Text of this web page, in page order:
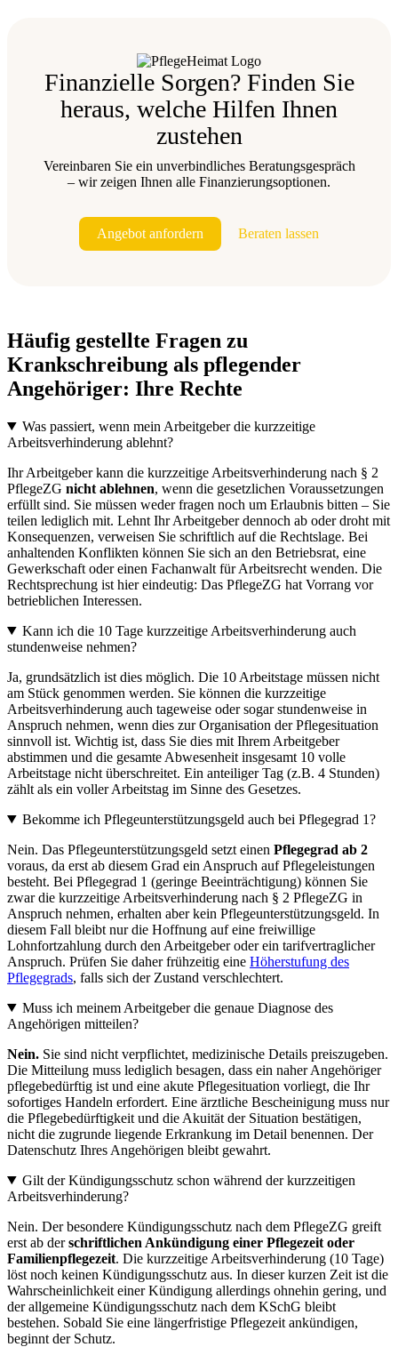
Finanzielle Sorgen? Finden Sie
heraus, welche Hilfen Ihnen
zustehen
Vereinbaren Sie ein unverbindliches Beratungsgespräch
– wir zeigen Ihnen alle Finanzierungsoptionen.
Angebot anfordern Beraten lassen
Häufig gestellte Fragen zu
Krankschreibung als pflegender
Angehöriger: Ihre Rechte
Was passiert, wenn mein Arbeitgeber die kurzzeitige
Arbeitsverhinderung ablehnt?
Ihr Arbeitgeber kann die kurzzeitige Arbeitsverhinderung nach § 2
PflegeZG nicht ablehnen, wenn die gesetzlichen Voraussetzungen
erfüllt sind. Sie müssen weder fragen noch um Erlaubnis bitten – Sie
teilen lediglich mit. Lehnt Ihr Arbeitgeber dennoch ab oder droht mit
Konsequenzen, verweisen Sie schriftlich auf die Rechtslage. Bei
anhaltenden Konflikten können Sie sich an den Betriebsrat, eine
Gewerkschaft oder einen Fachanwalt für Arbeitsrecht wenden. Die
Rechtsprechung ist hier eindeutig: Das PflegeZG hat Vorrang vor
betrieblichen Interessen.
Kann ich die 10 Tage kurzzeitige Arbeitsverhinderung auch
stundenweise nehmen?
Ja, grundsätzlich ist dies möglich. Die 10 Arbeitstage müssen nicht
am Stück genommen werden. Sie können die kurzzeitige
Arbeitsverhinderung auch tageweise oder sogar stundenweise in
Anspruch nehmen, wenn dies zur Organisation der Pflegesituation
sinnvoll ist. Wichtig ist, dass Sie dies mit Ihrem Arbeitgeber
abstimmen und die gesamte Abwesenheit insgesamt 10 volle
Arbeitstage nicht überschreitet. Ein anteiliger Tag (z.B. 4 Stunden)
zählt als ein voller Arbeitstag im Sinne des Gesetzes.
Bekomme ich Pflegeunterstützungsgeld auch bei Pflegegrad 1?
Nein. Das Pflegeunterstützungsgeld setzt einen Pflegegrad ab 2
voraus, da erst ab diesem Grad ein Anspruch auf Pflegeleistungen
besteht. Bei Pflegegrad 1 (geringe Beeinträchtigung) können Sie
zwar die kurzzeitige Arbeitsverhinderung nach § 2 PflegeZG in
Anspruch nehmen, erhalten aber kein Pflegeunterstützungsgeld. In
diesem Fall bleibt nur die Hoffnung auf eine freiwillige
Lohnfortzahlung durch den Arbeitgeber oder ein tarifvertraglicher
Anspruch. Prüfen Sie daher frühzeitig eine Höherstufung des
Pflegegrads, falls sich der Zustand verschlechtert.
Muss ich meinem Arbeitgeber die genaue Diagnose des
Angehörigen mitteilen?
Nein. Sie sind nicht verpflichtet, medizinische Details preiszugeben.
Die Mitteilung muss lediglich besagen, dass ein naher Angehöriger
pflegebedürftig ist und eine akute Pflegesituation vorliegt, die Ihr
sofortiges Handeln erfordert. Eine ärztliche Bescheinigung muss nur
die Pflegebedürftigkeit und die Akuität der Situation bestätigen,
nicht die zugrunde liegende Erkrankung im Detail benennen. Der
Datenschutz Ihres Angehörigen bleibt gewahrt.
Gilt der Kündigungsschutz schon während der kurzzeitigen
Arbeitsverhinderung?
Nein. Der besondere Kündigungsschutz nach dem PflegeZG greift
erst ab derschriftlichen Ankündigung einer Pflegezeit oder
Familienpflegezeit. Die kurzzeitige Arbeitsverhinderung (10 Tage)
löst noch keinen Kündigungsschutz aus. In dieser kurzen Zeit ist die
Wahrscheinlichkeit einer Kündigung allerdings ohnehin gering, und
der allgemeine Kündigungsschutz nach dem KSchG bleibt
bestehen. Sobald Sie eine längerfristige Pflegezeit ankündigen,
beginnt der Schutz.